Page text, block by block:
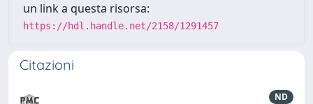
un link a questa risorsa:
https://hdl.handle.net/2158/1291457
Citazioni
ND